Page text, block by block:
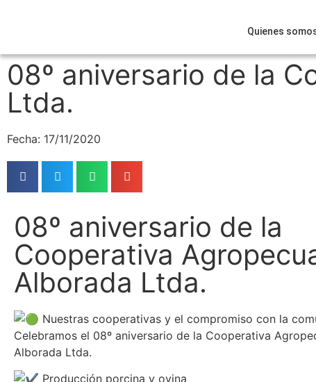
Quienes
08º aniversario de la
Ltda.
Fecha: 17/11/2020
08º aniversario de la
Cooperativa
Alborada Ltda.
Nuestras cooperativas y el compromiso con la
Celebramos el 08º aniversario de la Cooperativa
Alborada Ltda.
Producción porcina y ovina